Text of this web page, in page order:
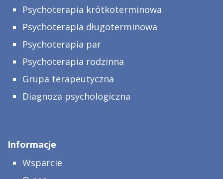
Psychoterapia krótkoterminowa
Psychoterapia długoterminowa
Psychoterapia par
Psychoterapia rodzinna
Grupa terapeutyczna
Diagnoza psychologiczna
Informacje
Wsparcie